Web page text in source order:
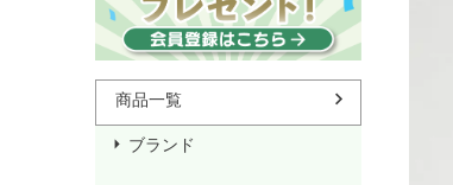
多目的マクラ・マット カバー／シーツ／タオ
杖／車いす／歩行器
ホームケア・ヘルスケ
用品
商品一覧
ブランド